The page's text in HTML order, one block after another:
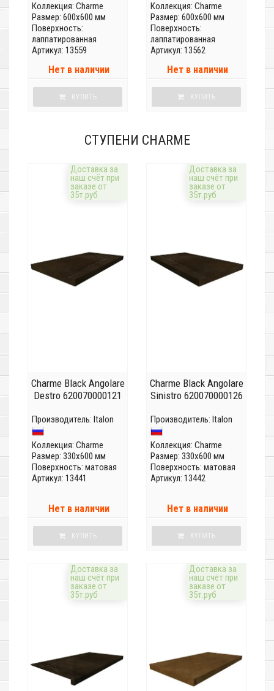
Коллекция: Charme
Размер: 600x600 мм
Поверхность:
лаппатированная
Артикул: 13559
Нет в наличии
КУПИТЬ
Коллекция: Charme
Размер: 600x600 мм
Поверхность:
лаппатированная
Артикул: 13562
Нет в наличии
КУПИТЬ
СТУПЕНИ CHARME
Доставка за
наш счёт при
заказе от
35т.руб
Charme Black Angolare
Destro 620070000121
Производитель: Italon
Коллекция: Charme
Размер: 330x600 мм
Поверхность: матовая
Артикул: 13441
Нет в наличии
КУПИТЬ
Доставка за
наш счёт при
заказе от
35т.руб
Charme Black Angolare
Sinistro 620070000126
Производитель: Italon
Коллекция: Charme
Размер: 330x600 мм
Поверхность: матовая
Артикул: 13442
Нет в наличии
КУПИТЬ
Доставка за
наш счёт при
заказе от
35т.руб
Доставка за
наш счёт при
заказе от
35т.руб